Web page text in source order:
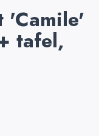
'Camile'
tafel,